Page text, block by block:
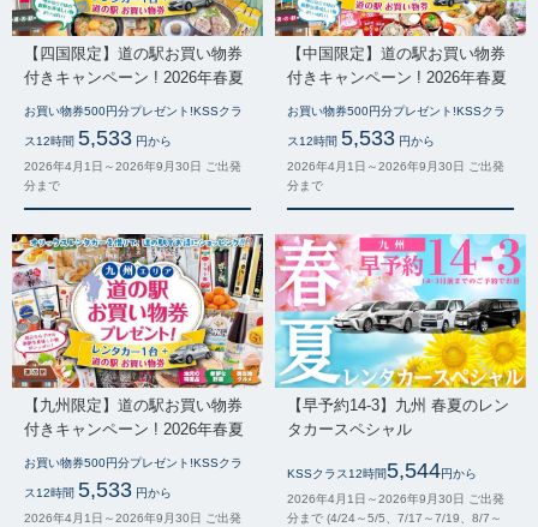
【四国限定】道の駅お買い物券
付きキャンペーン ! 2026年春夏
お買い物券500円分プレゼント!KSSクラ
ス12時間 5,533 円から
2026年4月1日～2026年9月30日 ご出発
分まで
【中国限定】道の駅お買い物券
付きキャンペーン ! 2026年春夏
お買い物券500円分プレゼント!KSSクラ
ス12時間 5,533 円から
2026年4月1日～2026年9月30日 ご出発
分まで
【九州限定】道の駅お買い物券
付きキャンペーン ! 2026年春夏
お買い物券500円分プレゼント!KSSクラ
ス12時間 5,533 円から
2026年4月1日～2026年9月30日 ご出発
【早予約14-3】九州 春夏のレン
タカースペシャル
KSSクラス12時間5,544円から
2026年4月1日～2026年9月30日 ご出発
分まで (4/24～5/5、7/17～7/19、8/7～